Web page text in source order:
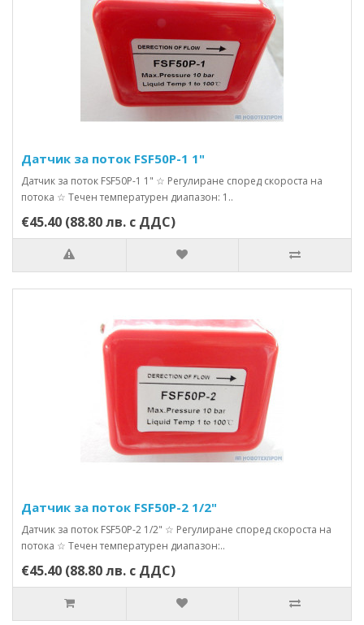
Датчик за поток FSF50P-1 1"
Датчик за поток FSF50P-1 1" ☆ Регулиране според скороста на
потока ☆ Течен температурен диапазон: 1..
€45.40 (88.80 лв. с ДДС)
Датчик за поток FSF50P-2 1/2"
Датчик за поток FSF50P-2 1/2" ☆ Регулиране според скороста на
потока ☆ Течен температурен диапазон:..
€45.40 (88.80 лв. с ДДС)